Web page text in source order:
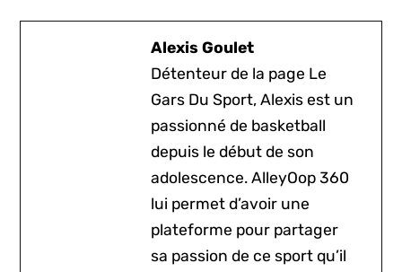
Alexis Goulet
Détenteur de la page Le
Gars Du Sport, Alexis est un
passionné de basketball
depuis le début de son
adolescence. AlleyOop 360
lui permet d’avoir une
plateforme pour partager
sa passion de ce sport qu’il